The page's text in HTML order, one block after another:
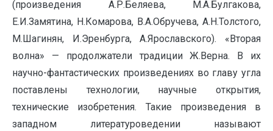
(произведения А.Р.Беляева, М.А.Булгакова,
Е.И.Замятина, Н.Комарова, В.А.Обручева, А.Н.Толстого,
М.Шагинян, И.Эренбурга, А.Ярославского). «Вторая
волна» — продолжатели традиции Ж.Верна. В их
научно-фантастических произведениях во главу угла
поставлены технологии, научные открытия,
технические изобретения. Такие произведения в
западном литературоведении называют